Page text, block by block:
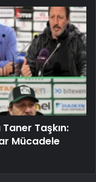
Taşkın:
Mücadele